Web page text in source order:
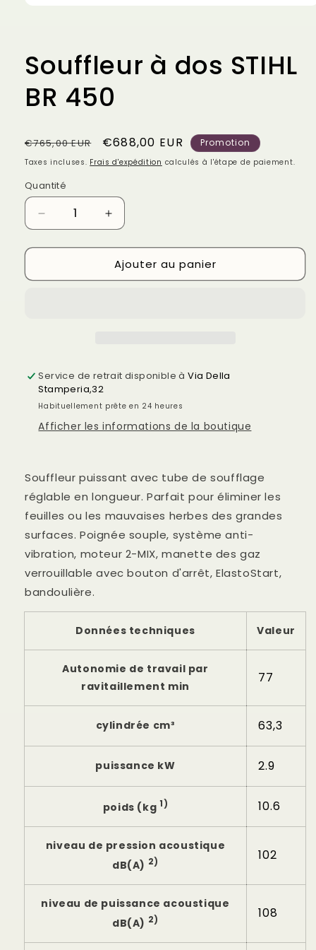
une
fenêtre
Souffleur à dos STIHL
BR 450
Prix
habituel
€765,00 EUR
Prix
promotionnel
€688,00 EUR Promotion
Taxes incluses. Frais d'expédition calculés à l'étape de paiement.
Quantité
Réduire
la
quantité
Souffleur
Augmenter
la
quantité
de
Souffleur
Ajouter au panier
Service de retrait disponible àVia Della
Stamperia,32
Habituellement prête en 24 heures
Afficher les informations de la boutique
Souffleur puissant avec tube de soufflage
réglable en longueur. Parfait pour éliminer les
feuilles ou les mauvaises herbes des grandes
surfaces. Poignée souple, système anti-
vibration, moteur 2-MIX, manette des gaz
verrouillable avec bouton d'arrêt, ElastoStart,
bandoulière.
Données techniques Valeur
Autonomie de travail par
ravitaillement min
77
cylindrée cm³ 63,3
puissance kW 2.9
poids (kg 1) 10.6
niveau de pression acoustique
dB(A) 2) 102
niveau de puissance acoustique
dB(A) 2) 108